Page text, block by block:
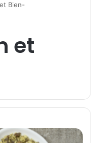
Bien-
et